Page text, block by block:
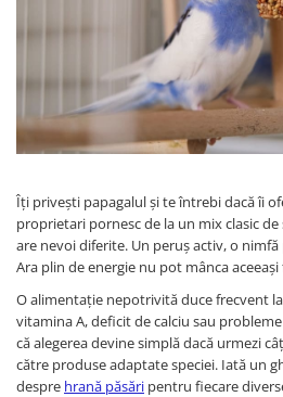
Pernuțe
Îngrijire Câini
Covorașe Igienice Câini
Șampoane Câini
Antiparazitare Câini
Vitamine Câini
Perii & Piepteni
Accesorii Câini
Culcușuri & Saltele Câini
Castroane și Adapatori
Umede
Îngrijire Pisici
Așternut Igienic Pisici
Antiparazitare Pisici
Vitamine Pisici
Perii & Piepteni Pisici
Accesorii Pisici
Culcușuri & Saltele Pisici
Ansambluri Pisici
Castroane & Adapatori Pisici
Îți privești papagalul și te întrebi dacă îi
proprietari pornesc de la un mix clasic
are nevoi diferite. Un peruș activ, o
Ara plin de energie nu pot mânca
O alimentație nepotrivită duce frecvent
vitamina A, deficit de calciu sau
că alegerea devine simplă dacă urmezi
către produse adaptate speciei. Iată un
despre hrană păsări pentru fiecare